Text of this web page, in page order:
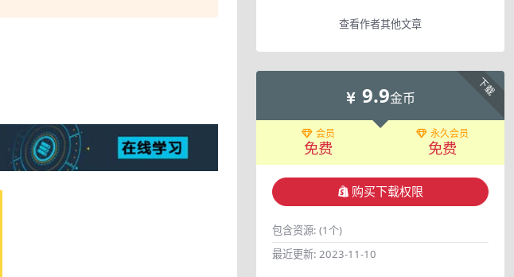
查看作者其他文章
下载
9.9金币
会员
免费
永久会员
免费
购买下载权限
包含资源: (1个)
最近更新: 2023-11-10